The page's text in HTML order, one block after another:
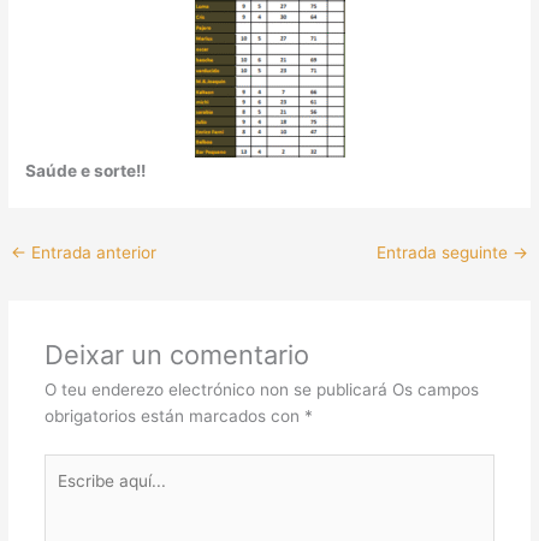
Saúde e sorte!!
← Entrada anterior Entrada seguinte →
Deixar un comentario
O teu enderezo electrónico non se publicará Os campos
obrigatorios están marcados con *
aquí...